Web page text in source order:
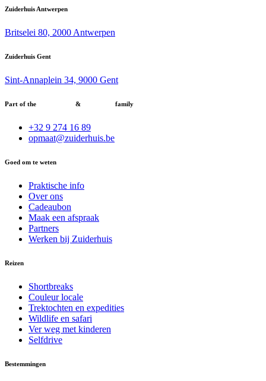
Zuiderhuis Antwerpen
Britselei 80, 2000 Antwerpen
Zuiderhuis Gent
Sint-Annaplein 34, 9000 Gent
Part of the & family
+32 9 274 16 89
opmaat@zuiderhuis.be
Goed om te weten
Praktische info
Over ons
Cadeaubon
Maak een afspraak
Partners
Werken bij Zuiderhuis
Reizen
Shortbreaks
Couleur locale
Trektochten en expedities
Wildlife en safari
Ver weg met kinderen
Selfdrive
Bestemmingen